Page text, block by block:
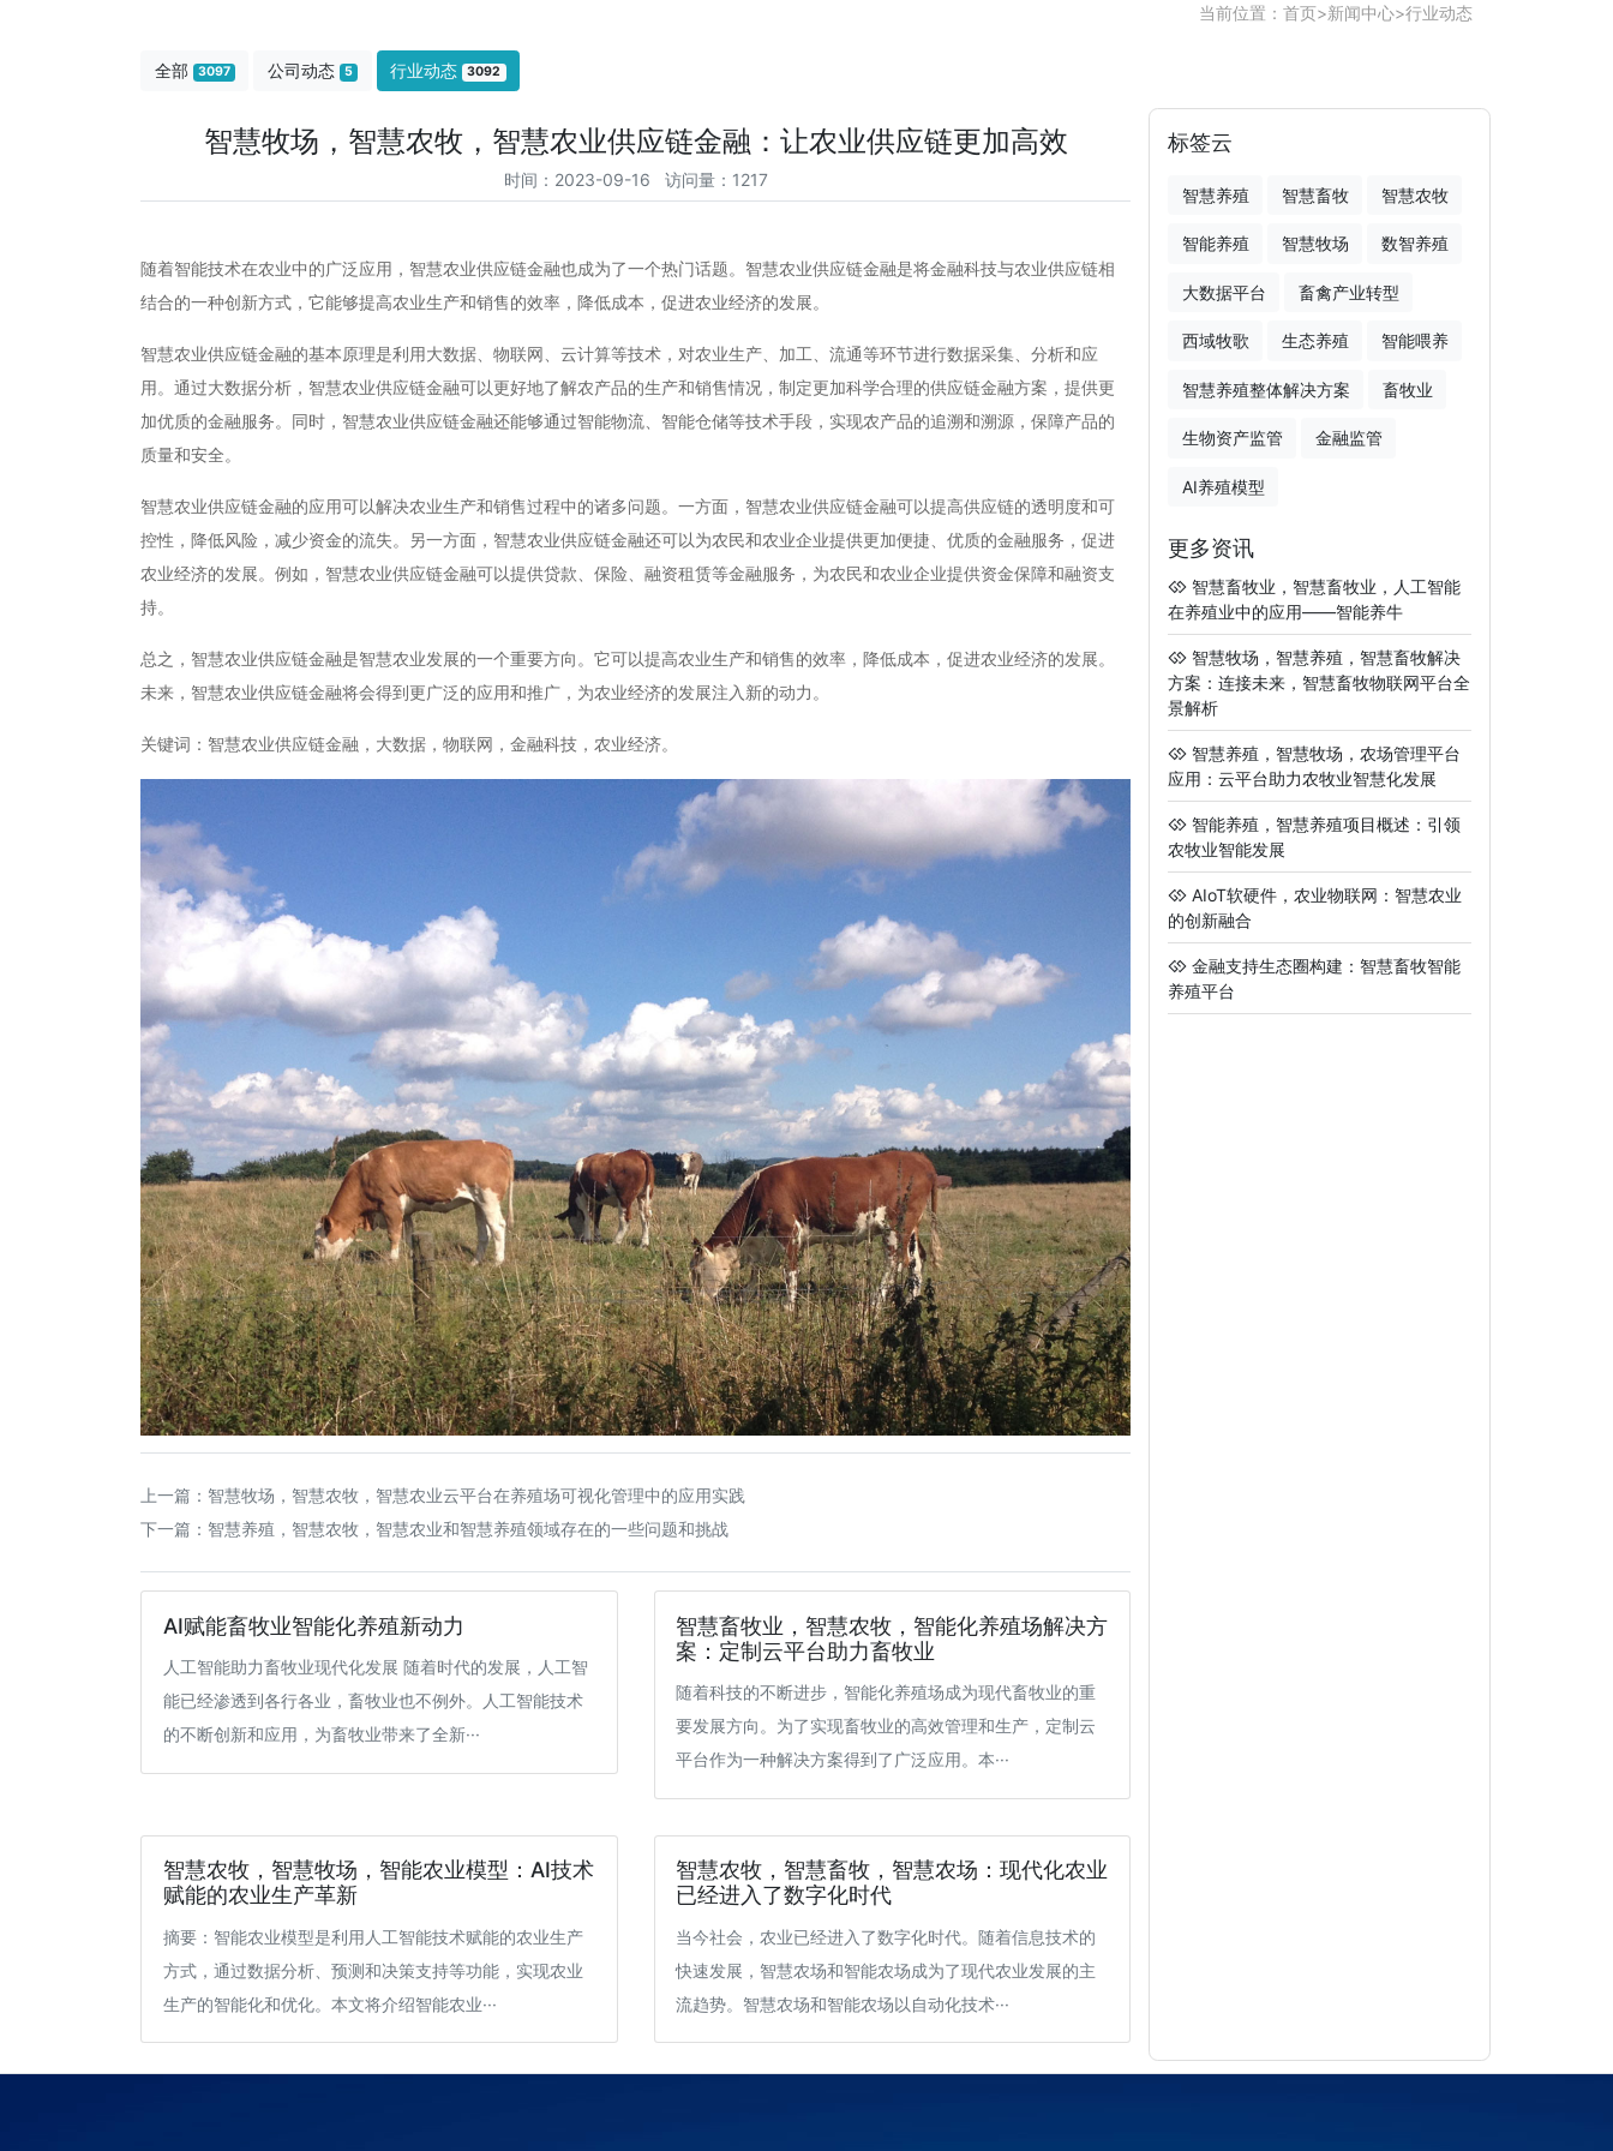
当前位置： 首页>新闻中心>行业动态
全部 3097 公司动态 5 行业动态 3092
智慧牧场，智慧农牧，智慧农业供应链金融：让农业供应链更加高效
时间：2023-09-16 访问量：1217
随着智能技术在农业中的广泛应用，智慧农业供应链金融也成为了一个热门话题。智慧农业供应链金融是将金融科技与农业供应链相
结合的一种创新方式，它能够提高农业生产和销售的效率，降低成本，促进农业经济的发展。
智慧农业供应链金融的基本原理是利用大数据、物联网、云计算等技术，对农业生产、加工、流通等环节进行数据采集、分析和应
用。通过大数据分析，智慧农业供应链金融可以更好地了解农产品的生产和销售情况，制定更加科学合理的供应链金融方案，提供更
加优质的金融服务。同时，智慧农业供应链金融还能够通过智能物流、智能仓储等技术手段，实现农产品的追溯和溯源，保障产品的
质量和安全。
智慧农业供应链金融的应用可以解决农业生产和销售过程中的诸多问题。一方面，智慧农业供应链金融可以提高供应链的透明度和可
控性，降低风险，减少资金的流失。另一方面，智慧农业供应链金融还可以为农民和农业企业提供更加便捷、优质的金融服务，促进
农业经济的发展。例如，智慧农业供应链金融可以提供贷款、保险、融资租赁等金融服务，为农民和农业企业提供资金保障和融资支
持。
总之，智慧农业供应链金融是智慧农业发展的一个重要方向。它可以提高农业生产和销售的效率，降低成本，促进农业经济的发展。
未来，智慧农业供应链金融将会得到更广泛的应用和推广，为农业经济的发展注入新的动力。
关键词：智慧农业供应链金融，大数据，物联网，金融科技，农业经济。
上一篇： 智慧牧场，智慧农牧，智慧农业云平台在养殖场可视化管理中的应用实践
下一篇： 智慧养殖，智慧农牧，智慧农业和智慧养殖领域存在的一些问题和挑战
AI赋能畜牧业智能化养殖新动力
人工智能助力畜牧业现代化发展 随着时代的发展，人工智
能已经渗透到各行各业，畜牧业也不例外。人工智能技术
的不断创新和应用，为畜牧业带来了全新···
智慧畜牧业，智慧农牧，智能化养殖场解决方
案：定制云平台助力畜牧业
随着科技的不断进步，智能化养殖场成为现代畜牧业的重
要发展方向。为了实现畜牧业的高效管理和生产，定制云
平台作为一种解决方案得到了广泛应用。本···
智慧农牧，智慧牧场，智能农业模型：AI技术
赋能的农业生产革新
摘要：智能农业模型是利用人工智能技术赋能的农业生产
方式，通过数据分析、预测和决策支持等功能，实现农业
生产的智能化和优化。本文将介绍智能农业···
智慧农牧，智慧畜牧，智慧农场：现代化农业
已经进入了数字化时代
当今社会，农业已经进入了数字化时代。随着信息技术的
快速发展，智慧农场和智能农场成为了现代农业发展的主
流趋势。智慧农场和智能农场以自动化技术···
标签云
智慧养殖 智慧畜牧 智慧农牧
智能养殖 智慧牧场 数智养殖
大数据平台 畜禽产业转型
西域牧歌 生态养殖 智能喂养
智慧养殖整体解决方案 畜牧业
生物资产监管 金融监管
AI养殖模型
更多资讯
智慧畜牧业，智慧畜牧业，人工智能
在养殖业中的应用——智能养牛
智慧牧场，智慧养殖，智慧畜牧解决
方案：连接未来，智慧畜牧物联网平台全
景解析
智慧养殖，智慧牧场，农场管理平台
应用：云平台助力农牧业智慧化发展
智能养殖，智慧养殖项目概述：引领
农牧业智能发展
AIoT软硬件，农业物联网：智慧农业
的创新融合
金融支持生态圈构建：智慧畜牧智能
养殖平台